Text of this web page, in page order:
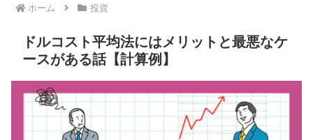
ホーム 投資
ドルコスト平均法にはメリットと最悪なケ
ースがある話【計算例】